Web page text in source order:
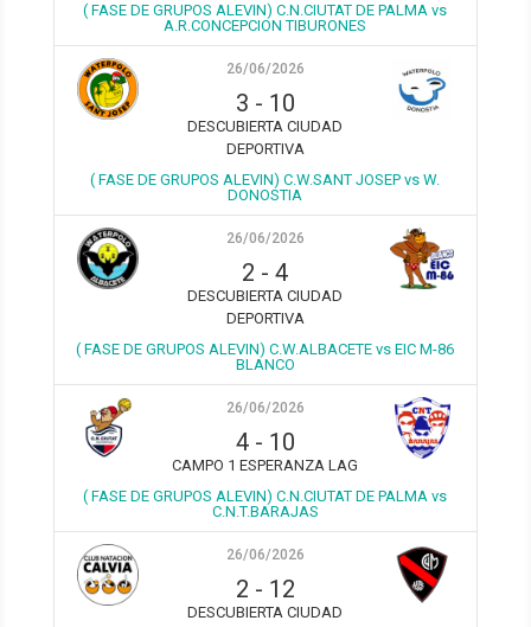
( FASE DE GRUPOS ALEVIN) C.N.CIUTAT DE PALMA vs
A.R.CONCEPCION TIBURONES
26/06/2026
3 - 10
DESCUBIERTA CIUDAD
DEPORTIVA
( FASE DE GRUPOS ALEVIN) C.W.SANT JOSEP vs W.
DONOSTIA
26/06/2026
2 -4
DESCUBIERTA CIUDAD
DEPORTIVA
( FASE DE GRUPOS ALEVIN) C.W.ALBACETE vs EIC M-86
BLANCO
26/06/2026
4- 10
CAMPO 1 ESPERANZA LAG
( FASE DE GRUPOS ALEVIN) C.N.CIUTAT DE PALMA vs
C.N.T.BARAJAS
26/06/2026
2 - 12
DESCUBIERTA CIUDAD